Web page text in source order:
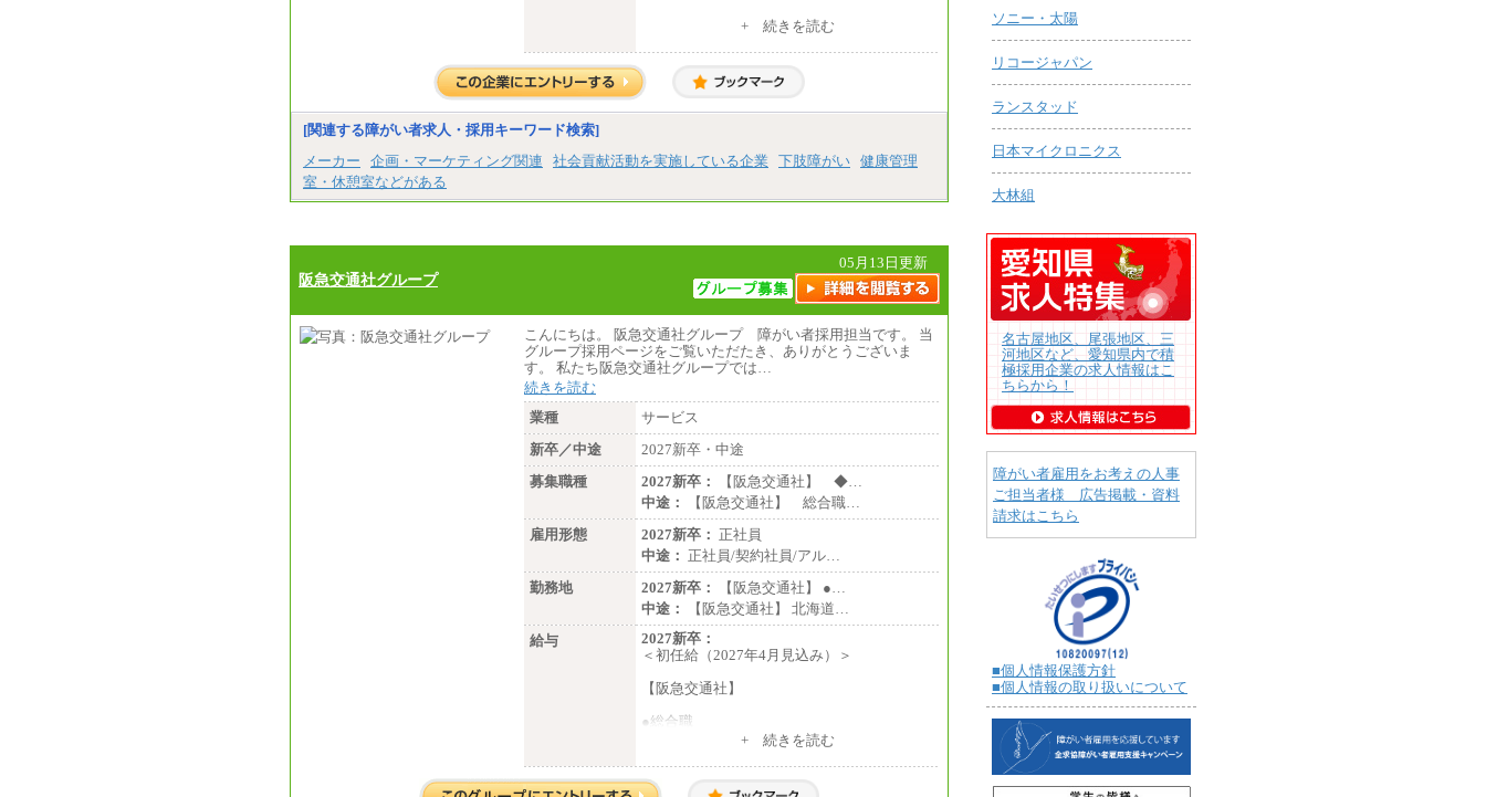
月給 250,000円～350,000円
想定年収 420万円～600万円
入社時の処遇（基本給・賞与）は経験・スキ
合もあります。
※試用期間中も給与に変更はございません。
+ 続きを読む
[関連する障がい者求人・採用キーワード検索]
メーカー
企画・マーケティング関連 社会貢献活動を実施している企業 下肢障がい 健康管理
室・休憩室などがある
阪急交通社グループ
05月13日更新
こんにちは。 阪急交通社グループ 障がい者採用担当です。 当
グループ採用ページをご覧いただたき、ありがとうございま
す。 私たち阪急交通社グループでは…
続きを読む
業種
サービス
新卒／中途
2027新卒・中途
募集職種
2027新卒：
【阪急交通社】 ◆…
中途：
【阪急交通社】 総合職…
雇用形態
2027新卒： 正社員
中途： 正社員/契約社員/アル…
勤務地
2027新卒：
【阪急交通社】 ●…
中途：
【阪急交通社】 北海道…
給与
2027新卒：
＜初任給（2027年4月見込み）＞
【阪急交通社】
●総合職
月給250,000円(※1)、247,000円(※2)、242,
000円(※3)、239,000円(※4)、237,000円（※
5）
+ 続きを読む
ソニー・太陽
リコージャパン
ランスタッド
日本マイクロニクス
大林組
名古屋地区、尾張地区、三
河地区など、愛知県内で積
極採用企業の求人情報はこ
ちらから！
障がい者雇用をお考えの人事
ご担当者様 広告掲載・資料
請求はこちら
■個人情報保護方針
■個人情報の取り扱いについて